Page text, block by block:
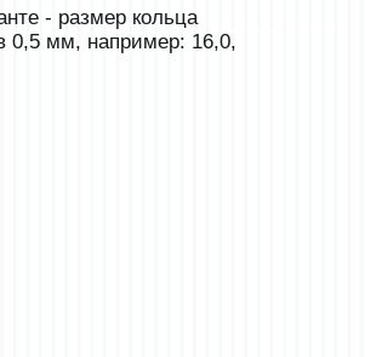
- размер кольца
0,5 мм, например: 16,0,